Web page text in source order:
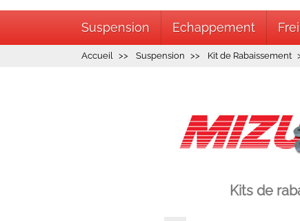
Suspension Echappement
Accueil Suspension Kit de Rabaissement
Kits de